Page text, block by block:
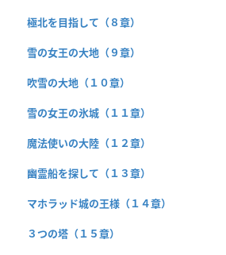
極北を目指して（８章）
雪の女王の大地（９章）
吹雪の大地（１０章）
雪の女王の氷城（１１章）
魔法使いの大陸（１２章）
幽霊船を探して（１３章）
マホラッド城の王様（１４章）
３つの塔（１５章）